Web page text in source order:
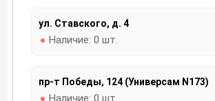
ул. Ставского, д. 4
Наличие: 0 шт.
пр-т Победы, 124 (Универсам N173)
Наличие: 0 шт.